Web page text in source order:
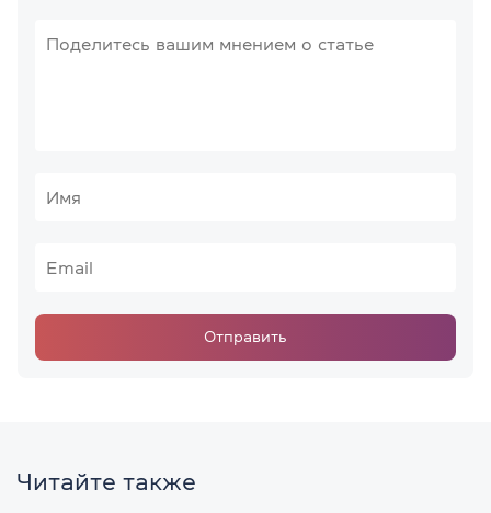
Отправить
Читайте также